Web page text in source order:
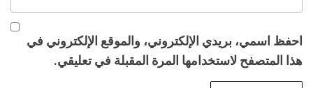
احفظ اسمي، بريدي الإلكتروني، والموقع الإلكتروني في
هذا المتصفح لاستخدامها المرة المقبلة في تعليقي.